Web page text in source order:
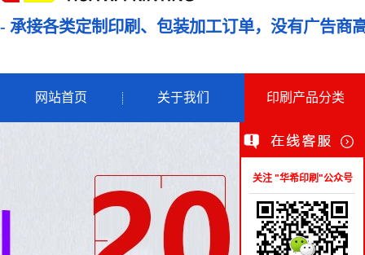
- 承接各类定制印刷、包装加工订单，没有广告商
网站首页 关于我们 印刷产品分类
关注 "华希印刷"公众号